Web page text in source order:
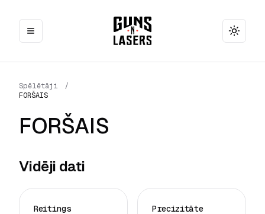
Toggle
Spēlētāji
/
FORŠAIS
FORŠAIS
Vidēji dati
Reitings Precizitāte